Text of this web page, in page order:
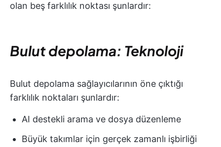
olan beş farklılık noktası şunlardır:
Bulut depolama: Teknoloji
Bulut depolama sağlayıcılarının öne çıktığı
farklılık noktaları şunlardır:
AI destekli arama ve dosya düzenleme
Büyük takımlar için gerçek zamanlı işbirliği